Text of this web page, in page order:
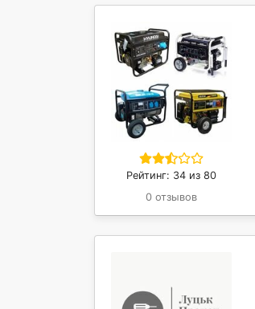
Рейтинг: 34 из 80
0 отзывов